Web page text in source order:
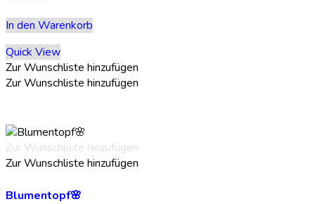
In den Warenkorb
Quick View
Zur Wunschliste hinzufügen
Zur Wunschliste hinzufügen
Zur Wunschliste hinzufügen
Zur Wunschliste hinzufügen
Blumentopf🌸